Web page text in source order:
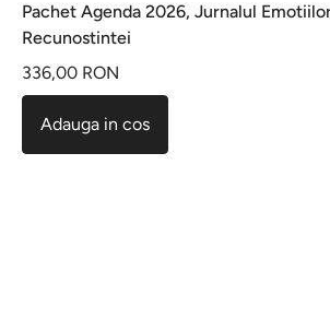
Pachet Agenda 2026, Jurnalul
Recunostintei
336,00 RON
Adauga in cos